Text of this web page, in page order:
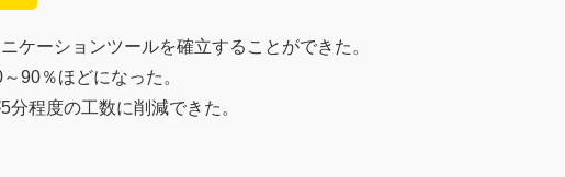
ケーションツールを確立することができた。
90％ほどになった。
分程度の工数に削減できた。